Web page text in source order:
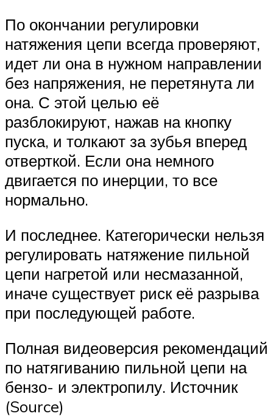
По окончании регулировки
натяжения цепи всегда проверяют,
идет ли она в нужном направлении
без напряжения, не перетянута ли
она. С этой целью её
разблокируют, нажав на кнопку
пуска, и толкают за зубья вперед
отверткой. Если она немного
двигается по инерции, то все
нормально.
И последнее. Категорически нельзя
регулировать натяжение пильной
цепи нагретой или несмазанной,
иначе существует риск её разрыва
при последующей работе.
Полная видеоверсия рекомендаций
по натягиванию пильной цепи на
бензо- и электропилу. Источник
(Source)